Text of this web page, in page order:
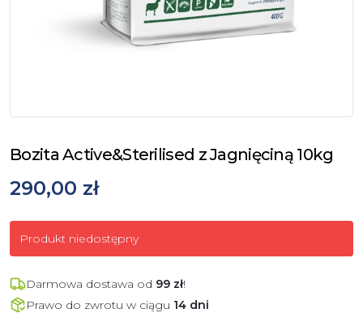
Bozita Active&Sterilised z Jagnięciną 10kg
290,00 zł
Produkt niedostępny
Darmowa dostawa od 99 zł!
Prawo do zwrotu w ciągu 14 dni